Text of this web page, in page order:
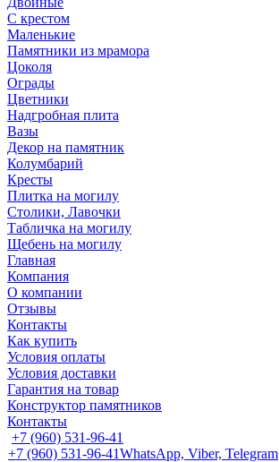
С крестом
Маленькие
Памятники из мрамора
Цоколя
Ограды
Цветники
Надгробная плита
Вазы
Декор на памятник
Колумбарий
Кресты
Плитка на могилу
Столики, Лавочки
Табличка на могилу
Щебень на могилу
Главная
Компания
О компании
Отзывы
Контакты
Как купить
Условия оплаты
Условия доставки
Гарантия на товар
Конструктор памятников
Контакты
+7 (960) 531-96-41
+7 (960) 531-96-41WhatsApp, Viber, Telegram